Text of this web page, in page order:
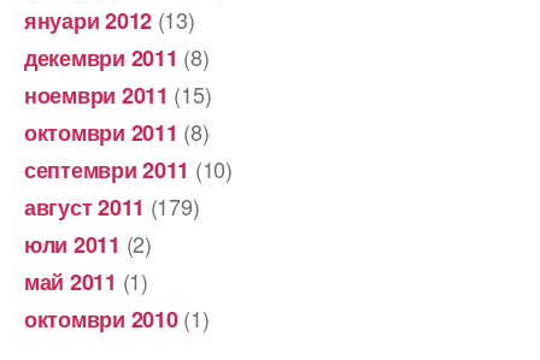
януари 2012 (13)
декември 2011 (8)
ноември 2011 (15)
октомври 2011 (8)
септември 2011 (10)
август 2011 (179)
юли 2011 (2)
май 2011 (1)
октомври 2010(1)